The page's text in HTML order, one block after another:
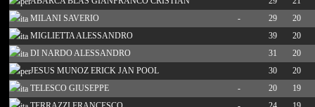
MILANI SAVERIO
- 29
20
MIGLIETTA ALESSANDRO
39
20
DI NARDO ALESSANDRO
31
20
JESUS MUNOZ ERICK JAN POOL
30
20
TELESCO GIUSEPPE
- 20
19